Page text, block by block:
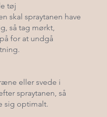
tøj
skal spraytanen have
så tag mørkt,
for at undgå
eller svede i
spraytanen, så
sig optimalt.